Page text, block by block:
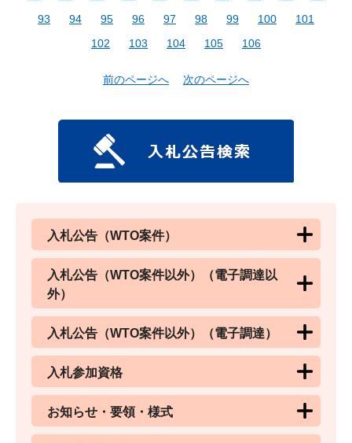
93
94 95 96 97 98 99 100
101
102
103 104 105 106
前のページへ 次のページへ
入札公告（WTO案件）
入札公告（WTO案件以外）（電子調達以
外）
入札公告（WTO案件以外）（電子調達）
入札参加資格
お知らせ・要領・様式